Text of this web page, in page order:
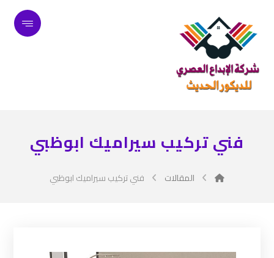
فني تركيب سيراميك ابوظبي
المقالات فني تركيب سيراميك ابوظبي